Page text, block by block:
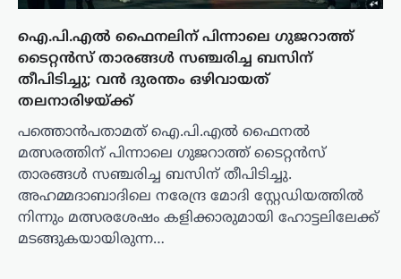
ഐ.പി.എൽ ഫൈനലിന് പിന്നാലെ ഗുജറാത്ത്
ടൈറ്റൻസ് താരങ്ങൾ സഞ്ചരിച്ച ബസിന്
തീപിടിച്ചു; വൻ ദുരന്തം ഒഴിവായത്
തലനാരിഴയ്ക്ക്
പത്തൊൻപതാമത് ഐ.പി.എൽ ഫൈനൽ
മത്സരത്തിന് പിന്നാലെ ഗുജറാത്ത് ടൈറ്റൻസ്
താരങ്ങൾ സഞ്ചരിച്ച ബസിന് തീപിടിച്ചു.
അഹമ്മദാബാദിലെ നരേന്ദ്ര മോദി സ്റ്റേഡിയത്തിൽ
നിന്നും മത്സരശേഷം കളിക്കാരുമായി ഹോട്ടലിലേക്ക്
മടങ്ങുകയായിരുന്ന…